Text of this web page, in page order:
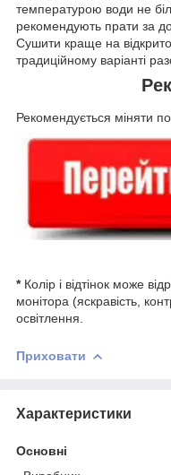
температурою води не
рекомендують прати за
Сушити краще на
традиційному варіанті
Рекомендується міняти
* Колір і відтінок може
монітора (яскравість,
освітлення.
Приховати
Характеристики
Основні